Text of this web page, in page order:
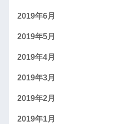
2019年6月
2019年5月
2019年4月
2019年3月
2019年2月
2019年1月